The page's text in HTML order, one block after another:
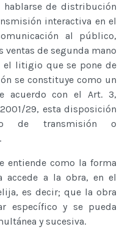
de distribución
interactiva en el
al público,
de segunda mano
el litigio que se pone de
se constituye como un
acuerdo con el Art. 3,
29, esta disposición
de transmisión o
entiende como la forma
accede a la obra, en el
es decir; que la obra
específico y se pueda
y sucesiva.